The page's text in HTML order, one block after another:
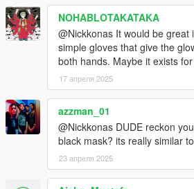
NOHABLOTAKATAKA
@Nickkonas It would be great
simple gloves that give the
both hands. Maybe it exists
17 апреля 2025
azzman_01
@Nickkonas DUDE reckon
black mask? its really similar
23 апреля 2025